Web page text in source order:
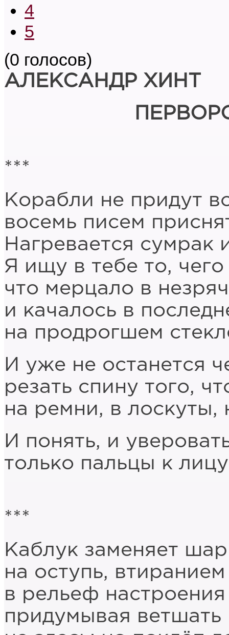
4
5
(0 голосов)
АЛЕКСАНДР ХИНТ
***
Корабли не придут
восемь писем
Нагревается сумрак
Я ищу в тебе то, чего
что мерцало в
и качалось в
на продрогшем
И уже не останется
резать спину того,
на ремни, в лоскуты,
И понять, и
только пальцы к
***
Каблук заменяет
на оступь,
в рельеф настроения
придумывая ветшать